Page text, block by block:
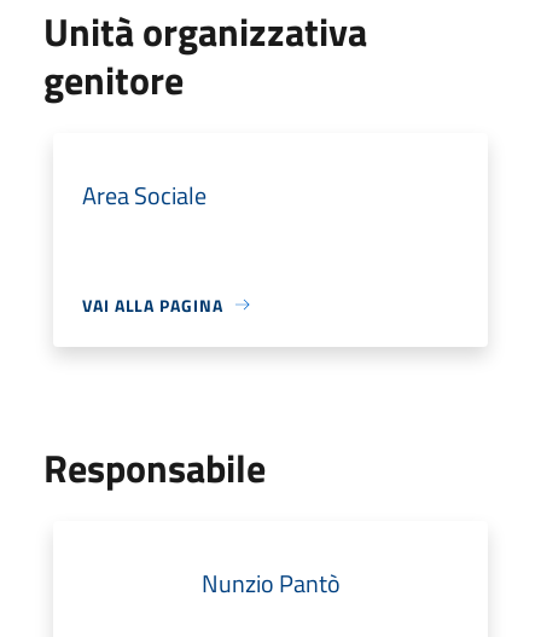
Unità organizzativa
genitore
Area Sociale
VAI ALLA PAGINA
Responsabile
Nunzio Pantò